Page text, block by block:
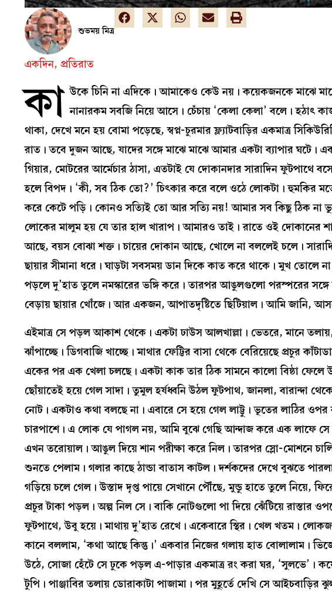
শুভময় মিত্র
একদিন, প্রতিরাত
কা উকে চিনি না এদিকে। আমাকেও কেউ নয়। কয়েকজনকে মাঝে
নানারকম সবজি নিয়ে আসে। চেঁচায় ‘কেলা কেলা’ বলে।
থাকা, দেখে মনে হয় বোমা পড়েছে, স্বপ্ন-চুরমার ফ্ল্যাটবাড়ির একমাত্র
রাত। তবে দুজন আছে, যাদের সঙ্গে মাঝে মাঝে আমার একটা ব্যাপার ঘটে।
গিয়ার, মোটরের আর্মেচার ঠাসা, এতটাই যে দোকানদার সারাদিন ফুটপাথে
হলে বিপদ। ‘কী, সব ঠিক তো?’ চিৎকার করে বলে ওঠে লোকটা। হুমকির
করে কেটে পড়ি। কোনও সত্যিই তো আর সত্যি নয়! আমার সব কিছু ঠিক না
লোকের মালুম হয় যে তার হাল খারাপ। আমারও তাই। রাতে ওই
আছে, বয়স বোঝা শক্ত। চায়ের দোকান আছে, খোলে না বললেই চলে।
ছায়ার সীমানা ধরে। ঘাড়টা সবসময় ডান দিকে কাত করে থাকে। মুখ তোলে
পড়লে দু’হাত তুলে নমস্কারের ভঙ্গি করে। তারপর আঙুলগুলো পরস্পরের
বেড়ায় ছায়ার খোঁজে। আর একজন, আপাতদৃষ্টিতে ছিটিয়াল। আমি জানি,
এইমাত্র সে পড়ল আকাশ থেকে। একটা ঢাউস আলখাল্লা। ভেতরে, মানে
ঝাঁপাচ্ছে। ডিগবাজি খাচ্ছে। মাথার ফেট্টির বাসা থেকে বেরিয়েছে প্রচুর
একের পর এক খেলা চলছে। একটা কাক তার ঠিক সামনে কালো বিষ্ঠা
ছোঁয়াতেই হয়ে গেল সাদা। তুমুল হর্ষধ্বনি উঠল ফুটপাথ, জানলা, বারান্দা
নোট। একটাও কথা বলছে না। এবারে সে হয়ে গেল লাট্টু। ভূতের লাঠির
চারপাশে। এ লোক যে পাগল নয়, আমি বুঝে গেছি আন্দাজ করে এক লাফে সে
এখন তরোয়াল। আঙুল দিয়ে শান পরীক্ষা করে নিল। তারপর স্লো-মোশনে
শুনতে পেলাম। গলার কাছে ঠান্ডা বাতাস কাটল। দর্শকদের দেখে বুঝতে
গড়িয়ে চলে গেল। উস্তাদ দৃপ্ত পায়ে সেখানে পৌঁছে, মুন্ডু হাতে তুলে নিয়ে,
প্রচুর টাকা পড়ল। অল্প নিল সে। বাকি নোটগুলো পা দিয়ে ঝেঁটিয়ে রাস্তার
ফুটপাথে, উবু হয়ে। মাথায় দু’হাত রেখে। একেবারে স্থির। খেল খতম।
কানে বললাম, ‘কথা আছে কিন্তু।’ একবার নিজের গলায় হাত বোলালাম।
উঠে, সোজা হেঁটে সে ঢুকে পড়ল এ-পাড়ার একমাত্র রং করা ঘর, ‘সুলভে’।
টুপি। পাঞ্জাবির তলায় ডোরাকাটা পাজামা। পর মুহূর্তে দেখি সে